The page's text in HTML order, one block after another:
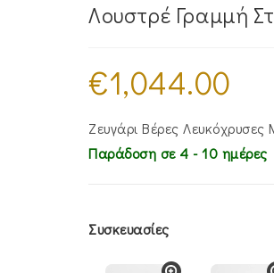
Λουστρέ Γραμμή
€1,044.00
Ζευγάρι Βέρες
Παράδοση σε 4 - 10 ημέρες
Συσκευασίες